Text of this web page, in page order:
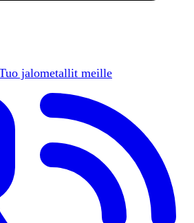
jalometallit meille